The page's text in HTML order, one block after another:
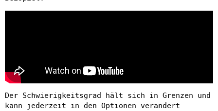
Der Schwierigkeitsgrad hält sich in Grenzen und
kann jederzeit in den Optionen verändert